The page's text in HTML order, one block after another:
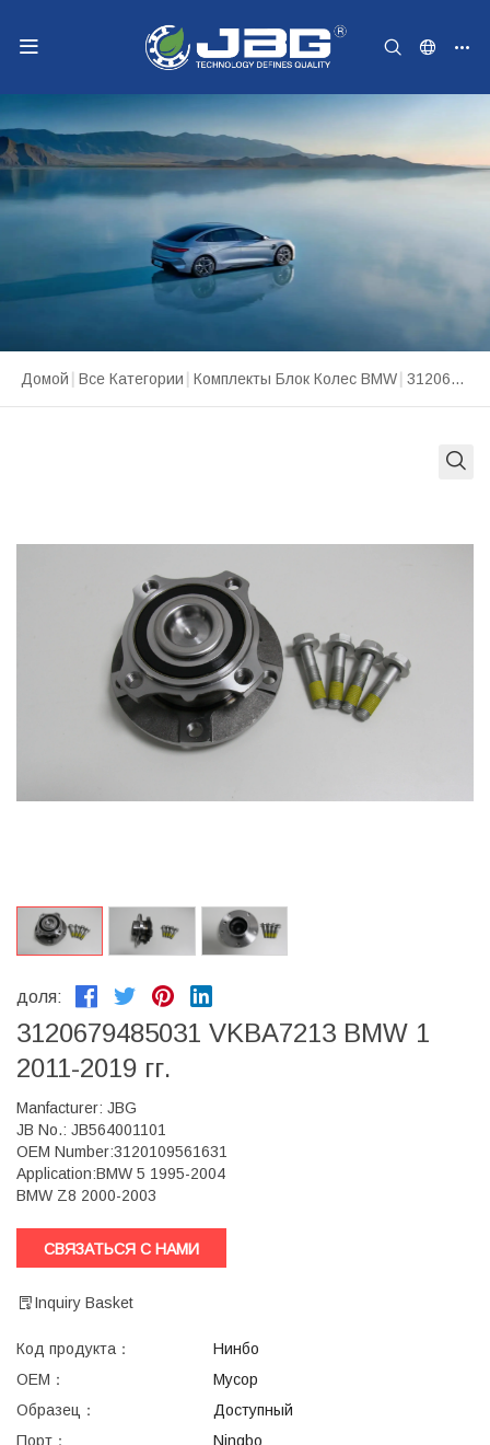
Домой Все Категории Комплекты Блок Колес BMW 3120679485031 VKBA7213 BMW 1 2011-2019 гг.
доля:
3120679485031 VKBA7213 BMW 1
2011-2019 гг.
Manfacturer: JBG
JB No.: JB564001101
OEM Number:3120109561631
Application:BMW 5 1995-2004
BMW Z8 2000-2003
СВЯЗАТЬСЯ С НАМИ
Inquiry Basket
Код продукта：
Нинбо
ОЕМ：
Мусор
Образец：
Доступный
Порт：
Ningbo